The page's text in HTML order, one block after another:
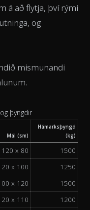
á að flytja, því rými
og
mismunandi
þyngdir
Mál (sm)
Hámarksþyngd
(kg)
120 x 80
1500
x 100
1250
x 120
1500
x 110
1200